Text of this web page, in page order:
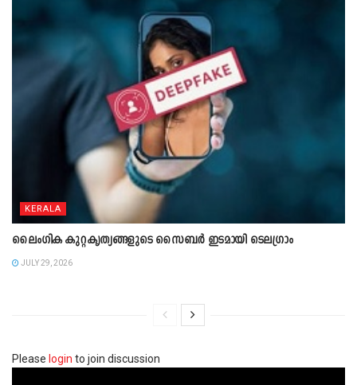
KERALA
ലൈംഗിക കുറ്റകൃത്യങ്ങളുടെ സൈബർ ഇടമായി ടെലഗ്രാം
JULY 29, 2026
Please login to join discussion